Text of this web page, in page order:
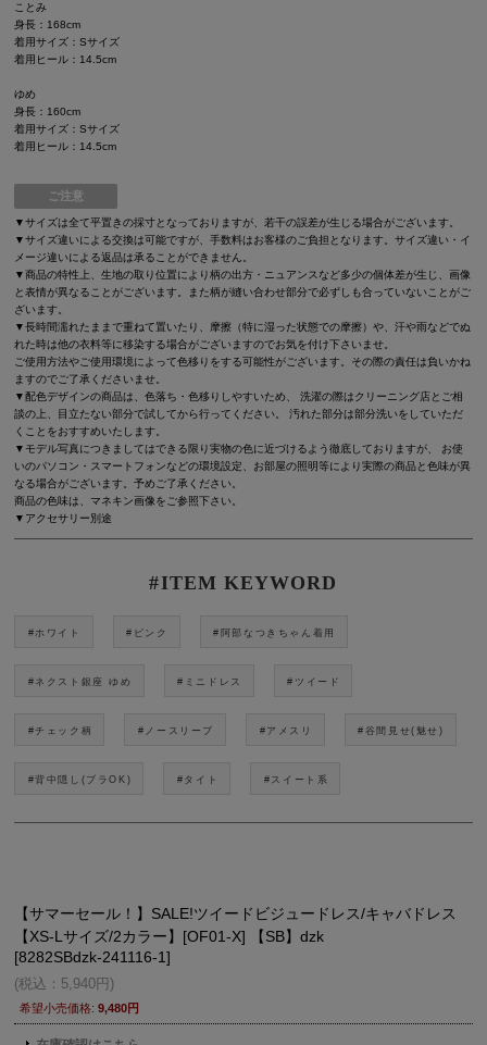
ことみ
身長：168cm
着用サイズ：Sサイズ
着用ヒール：14.5cm
ゆめ
身長：160cm
着用サイズ：Sサイズ
着用ヒール：14.5cm
ご注意
▼サイズは全て平置きの採寸となっておりますが、若干の誤差が生じる場合がございます。
▼サイズ違いによる交換は可能ですが、手数料はお客様のご負担となります。サイズ違い・イ
メージ違いによる返品は承ることができません。
▼商品の特性上、生地の取り位置により柄の出方・ニュアンスなど多少の個体差が生じ、画像
と表情が異なることがございます。また柄が縫い合わせ部分で必ずしも合っていないことがご
ざいます。
▼長時間濡れたままで重ねて置いたり、摩擦（特に湿った状態での摩擦）や、汗や雨などでぬ
れた時は他の衣料等に移染する場合がございますのでお気を付け下さいませ。
ご使用方法やご使用環境によって色移りをする可能性がございます。その際の責任は負いかね
ますのでご了承くださいませ。
▼配色デザインの商品は、色落ち・色移りしやすいため、 洗濯の際はクリーニング店とご相
談の上、目立たない部分で試してから行ってください。 汚れた部分は部分洗いをしていただ
くことをおすすめいたします。
▼モデル写真につきましてはできる限り実物の色に近づけるよう徹底しておりますが、 お使
いのパソコン・スマートフォンなどの環境設定、お部屋の照明等により実際の商品と色味が異
なる場合がございます。予めご了承ください。
商品の色味は、マネキン画像をご参照下さい。
▼アクセサリー別途
#ITEM KEYWORD
#ホワイト #ピンク #阿部なつきちゃん着用
#ネクスト銀座 ゆめ #ミニドレス #ツイード
#チェック柄 #ノースリーブ #アメスリ #谷間見せ(魅せ)
#背中隠し(ブラOK) #タイト #スイート系